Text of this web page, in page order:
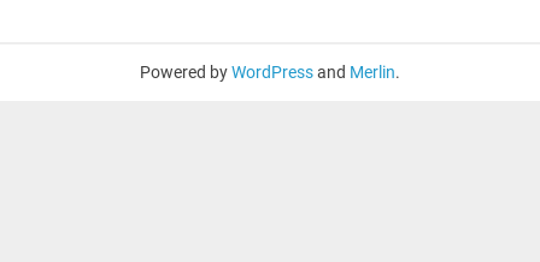
Powered byWordPressand Merlin.